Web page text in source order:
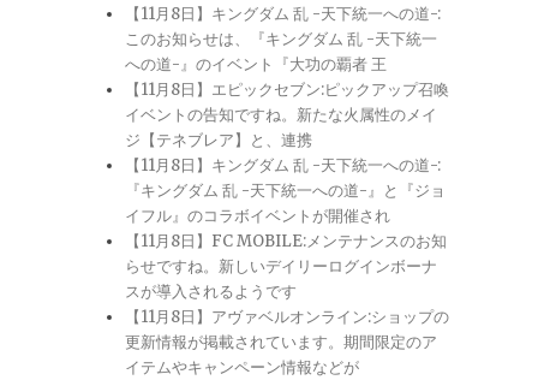
【11月8日】キングダム 乱 -天下統一への道-:
このお知らせは、『キングダム 乱 -天下統一
への道-』のイベント『大功の覇者 王
【11月8日】エピックセブン:ピックアップ召喚
イベントの告知ですね。新たな火属性のメイ
ジ【テネブレア】と、連携
【11月8日】キングダム 乱 -天下統一への道-:
『キングダム 乱 -天下統一への道-』と『ジョ
イフル』のコラボイベントが開催され
【11月8日】FC MOBILE:メンテナンスのお知
らせですね。新しいデイリーログインボーナ
スが導入されるようです
【11月8日】アヴァベルオンライン:ショップの
更新情報が掲載されています。期間限定のア
イテムやキャンペーン情報などが